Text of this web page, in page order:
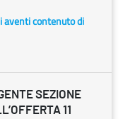
aventi contenuto di
SEZIONE
11